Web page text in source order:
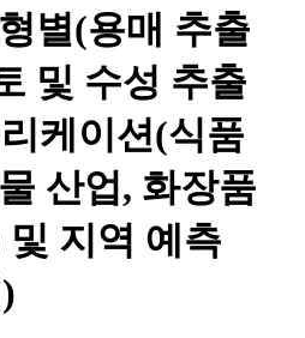
별(용매 추출
및 수성 추출
케이션(식품
산업, 화장품
지역 예측